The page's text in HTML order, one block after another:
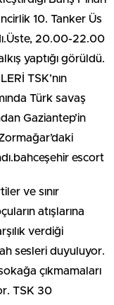
10. Tanker Üs
20.00-22.00
yaptığı görüldü.
TSK’nın
Türk savaş
Gaziantep’in
escort
ve sınır
atışlarına
verdiği
sesleri duyuluyor.
çıkmamaları
TSK 30